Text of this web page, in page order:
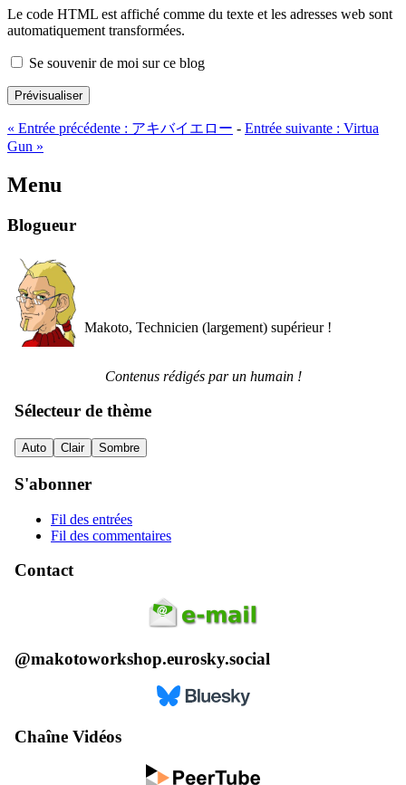
Le code HTML est affiché comme du texte et les adresses web sont
automatiquement transformées.
Se souvenir de moi sur ce blog
Prévisualiser
« Entrée précédente : アキバイエロー - Entrée suivante : Virtua
Gun »
Menu
Blogueur
Makoto, Technicien (largement) supérieur !
Contenus rédigés par un humain !
Sélecteur de thème
Auto Clair Sombre
S'abonner
Fil des entrées
Fil des commentaires
Contact
@makotoworkshop.eurosky.social
Chaîne Vidéos